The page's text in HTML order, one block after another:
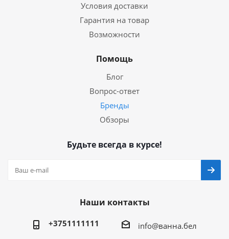
Условия доставки
Гарантия на товар
Возможности
Помощь
Блог
Вопрос-ответ
Бренды
Обзоры
Будьте всегда в курсе!
Наши контакты
+3751111111 info@ванна.бел